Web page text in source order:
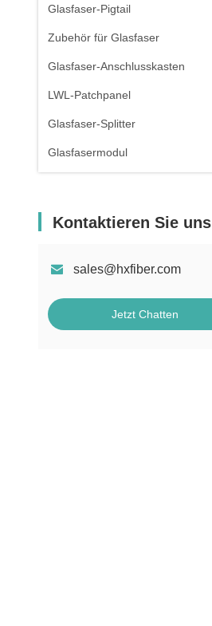
Glasfaser-Pigtail
Zubehör für Glasfaser
Glasfaser-Anschlusskasten
LWL-Patchpanel
Glasfaser-Splitter
Glasfasermodul
Kontaktieren Sie uns
sales@hxfiber.com
Jetzt Chatten